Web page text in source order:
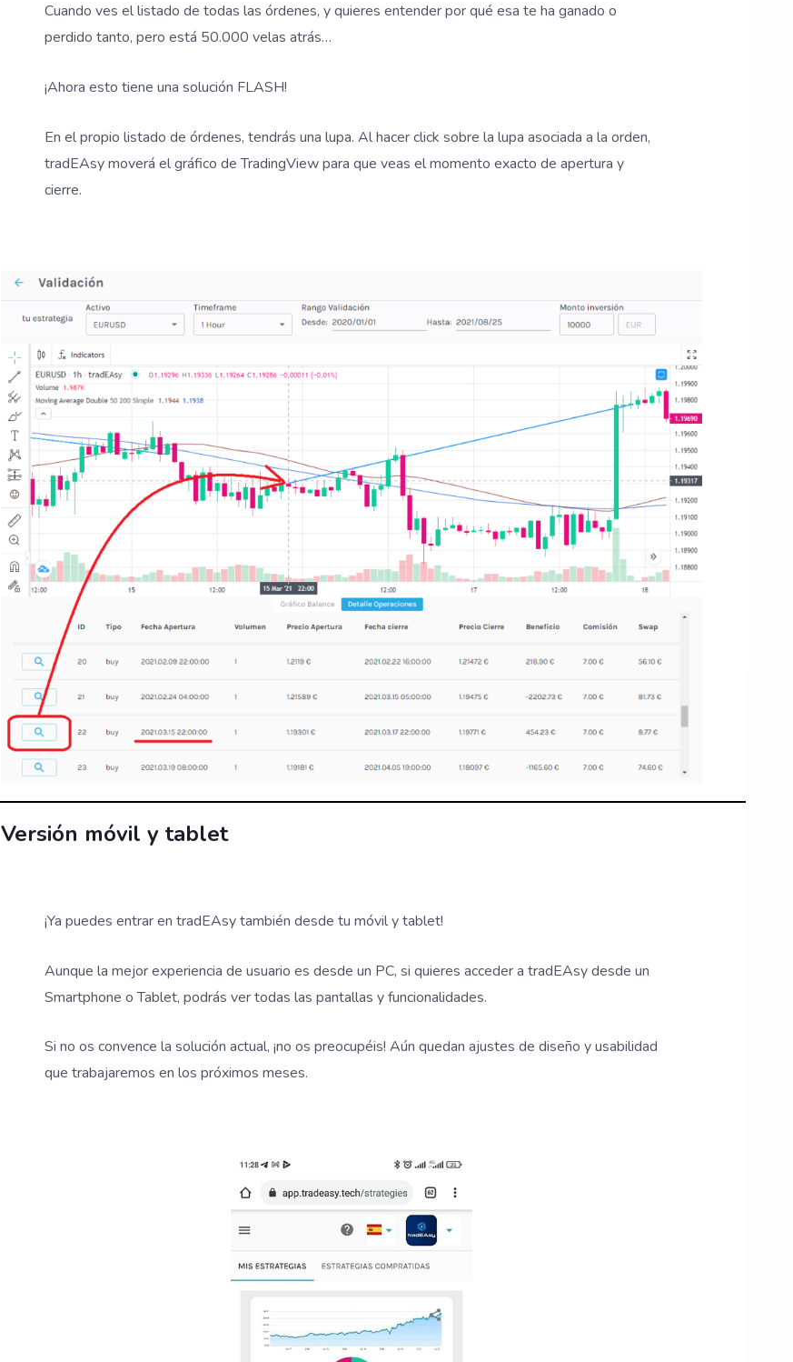
Cuando ves el listado de todas las órdenes, y quieres entender por qué esa te ha ganado o
perdido tanto, pero está 50.000 velas atrás…
¡Ahora esto tiene una solución FLASH!
En el propio listado de órdenes, tendrás una lupa. Al hacer click sobre la lupa asociada a la orden,
tradEAsy moverá el gráfico de TradingView para que veas el momento exacto de apertura y
cierre.
Versión móvil y tablet
¡Ya puedes entrar en tradEAsy también desde tu móvil y tablet!
Aunque la mejor experiencia de usuario es desde un PC, si quieres acceder a tradEAsy desde un
Smartphone o Tablet, podrás ver todas las pantallas y funcionalidades.
Si no os convence la solución actual, ¡no os preocupéis! Aún quedan ajustes de diseño y usabilidad
que trabajaremos en los próximos meses.